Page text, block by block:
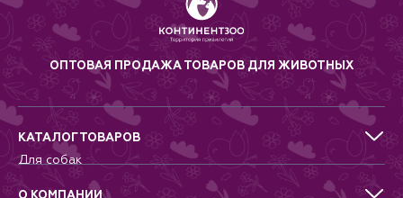
ОПТОВАЯ ПРОДАЖА ТОВАРОВ ДЛЯ ЖИВОТНЫХ
КАТАЛОГ ТОВАРОВ
Для собак
Для кошек
Для грызунов